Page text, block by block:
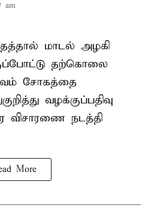
am
மாடல் அழகி
தற்கொலை
சோகத்தை
வழக்குப்பதிவு
விசாரணை நடத்தி
More